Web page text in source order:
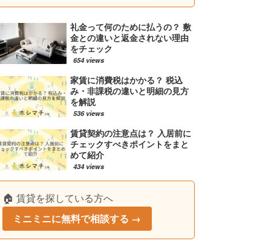
礼金って何のために払うの？ 敷
金との違いと返金されない理由
をチェック
654 views
家賃に消費税はかかる？ 税込
み・非課税の違いと明細の見方
を解説
536 views
賃貸契約の注意点は？ 入居前に
チェックすべきポイントをまと
めて紹介
434 views
🏠 賃貸を探している方へ
ミニミニに無料で相談する →